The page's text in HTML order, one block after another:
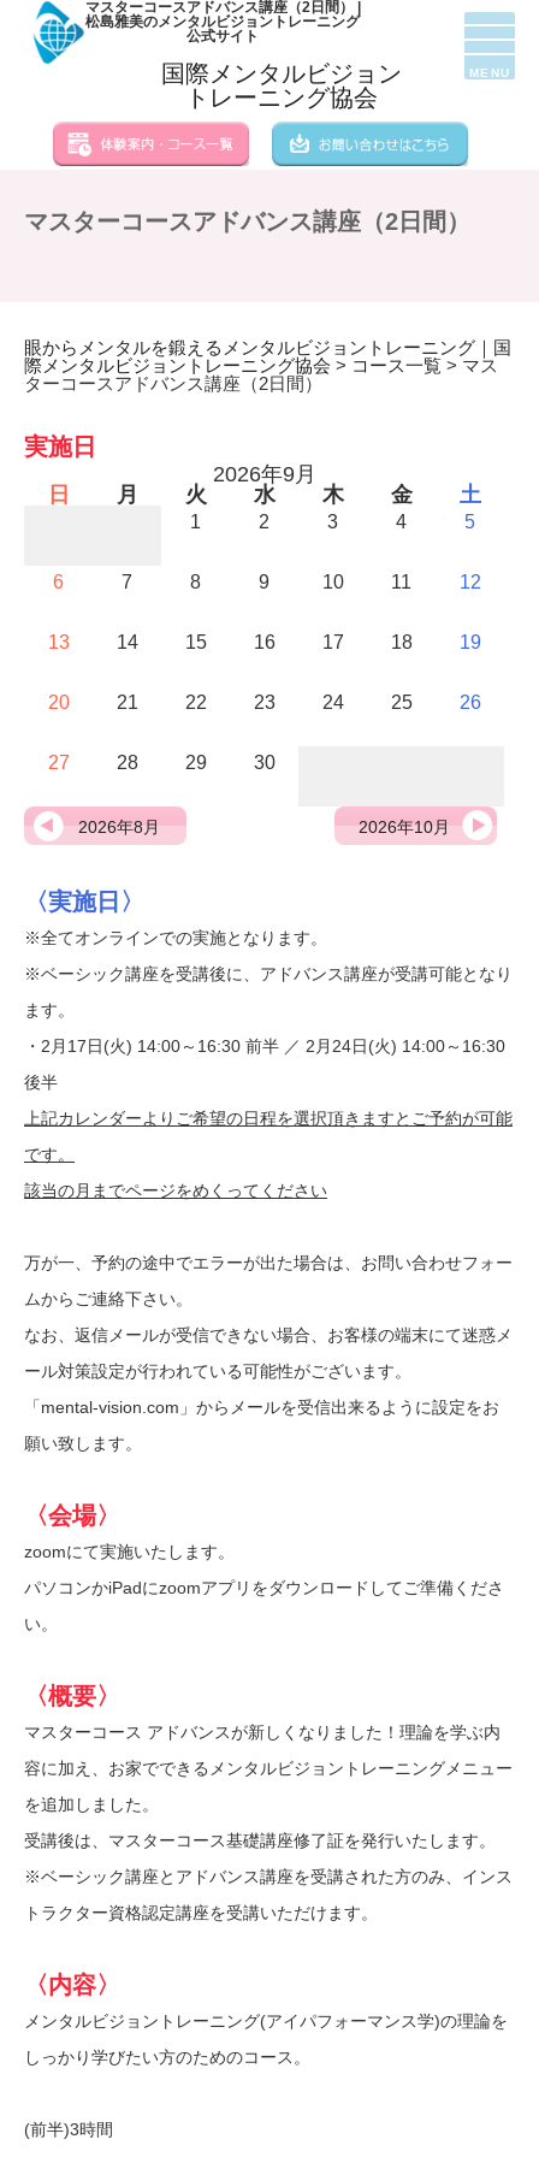
マスターコースアドバンス講座（2日間） |
松島雅美のメンタルビジョントレーニング
公式サイト
国際メンタルビジョン
トレーニング協会
MENU
マスターコースアドバンス講座（2日間）
眼からメンタルを鍛えるメンタルビジョントレーニング｜国
際メンタルビジョントレーニング協会 > コース一覧 > マス
ターコースアドバンス講座（2日間）
実施日
2026年9月
日
月 火 水 木 金 土
1 2 3 4 5
6 7 8 9 10 11 12
13 14 15 16 17 18 19
20 21 22 23 24 25 26
27 28 29 30
2026年8月 2026年10月
〈実施日〉
※全てオンラインでの実施となります。
※ベーシック講座を受講後に、アドバンス講座が受講可能となり
ます。
・2月17日(火) 14:00～16:30 前半 ／ 2月24日(火) 14:00～16:30
後半
上記カレンダーよりご希望の日程を選択頂きますとご予約が可能
です。
該当の月までページをめくってください
万が一、予約の途中でエラーが出た場合は、お問い合わせフォー
ムからご連絡下さい。
なお、返信メールが受信できない場合、お客様の端末にて迷惑メ
ール対策設定が行われている可能性がございます。
「mental-vision.com」からメールを受信出来るように設定をお
願い致します。
〈会場〉
zoomにて実施いたします。
パソコンかiPadにzoomアプリをダウンロードしてご準備くださ
い。
〈概要〉
マスターコース アドバンスが新しくなりました！理論を学ぶ内
容に加え、お家でできるメンタルビジョントレーニングメニュー
を追加しました。
受講後は、マスターコース基礎講座修了証を発行いたします。
※ベーシック講座とアドバンス講座を受講された方のみ、インス
トラクター資格認定講座を受講いただけます。
〈内容〉
メンタルビジョントレーニング(アイパフォーマンス学)の理論を
しっかり学びたい方のためのコース。
(前半)3時間